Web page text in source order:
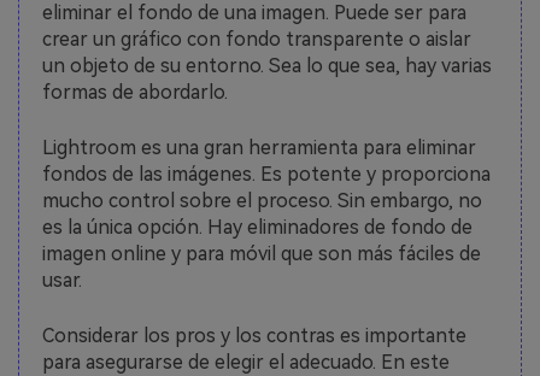
eliminar el fondo de una imagen. Puede ser para
crear un gráfico con fondo transparente o aislar
un objeto de su entorno. Sea lo que sea, hay varias
formas de abordarlo.
Lightroom es una gran herramienta para eliminar
fondos de las imágenes. Es potente y proporciona
mucho control sobre el proceso. Sin embargo, no
es la única opción. Hay eliminadores de fondo de
imagen online y para móvil que son más fáciles de
usar.
Considerar los pros y los contras es importante
para asegurarse de elegir el adecuado. En este